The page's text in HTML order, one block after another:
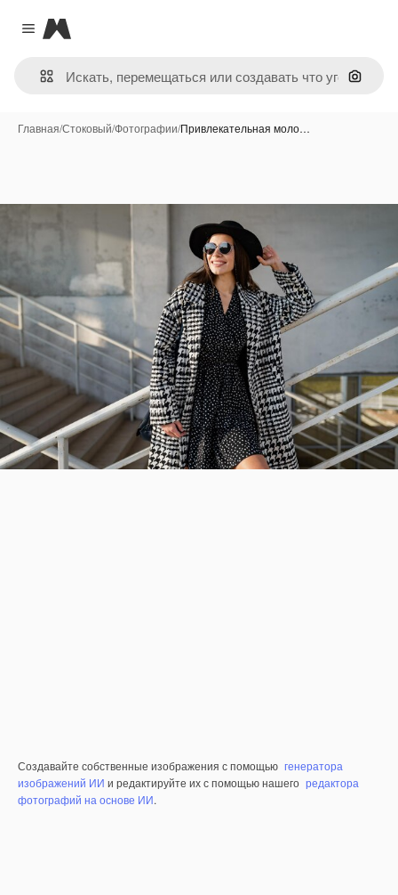
Close menu
Magnific
Поиск
Главная/Стоковый/Фотографии/Привлекательная моло…
Создавайте собственные изображения с помощью генератора
изображений ИИ и редактируйте их с помощью нашего редактора
фотографий на основе ИИ.